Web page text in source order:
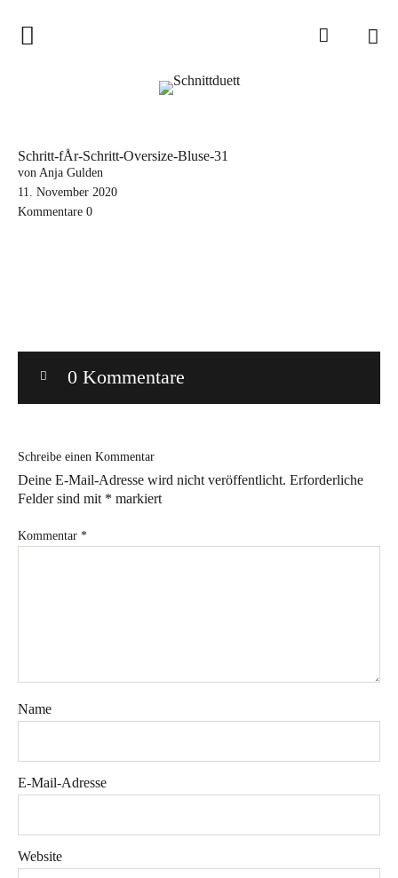
Home
Schnittduett Magazin
Tipps zur Schnittanpassung
Wir sagen Danke und Good
Kontakt
Schritt-fÅr-Schritt-Oversize-Bluse-31
von Anja Gulden
11. November 2020
Kommentare 0
0 Kommentare
Schreibe einen Kommentar
Deine E-Mail-Adresse wird nicht veröffentlicht. Erforderliche
Felder sind mit * markiert
Kommentar *
Name
E-Mail-Adresse
Website